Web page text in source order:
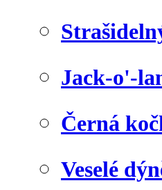
Jack-o'-
Černá
Veselé